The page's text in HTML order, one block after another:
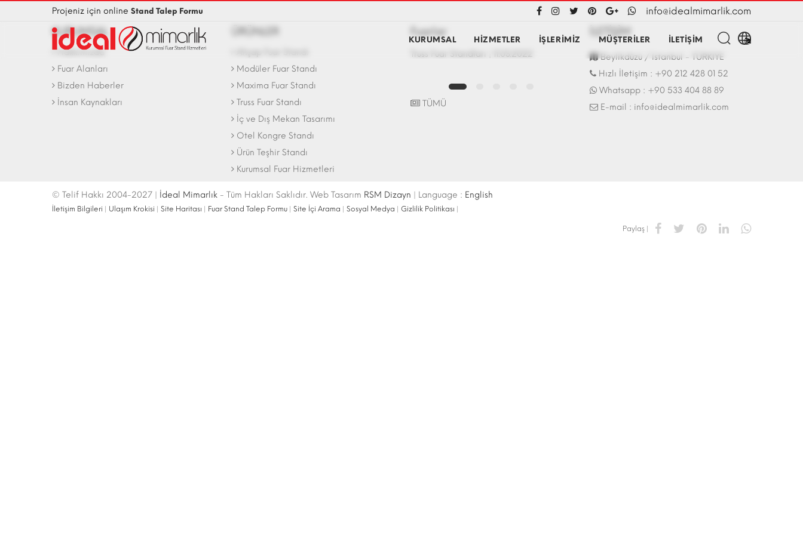
Projeniz için online Stand Talep Formu info@idealmimarlik.com
KURUMSAL HİZMETLER İŞLERİMİZ MÜŞTERİLER İLETİŞİM
KURUMSAL
Hakkımızda
Fuar Alanları
Bizden Haberler
İnsan Kaynakları
Modüler Fuar Standı
Maxima Fuar Standı
Truss Fuar Standı
İç ve Dış Mekan Tasarımı
Otel Kongre Standı
Ürün Teşhir Standı
Kurumsal Fuar Hizmetleri
Fuarlar
Truss Fuar Standları | 11.03.2022 Fuar Stand | 07.10.2017
TÜMÜ
İLETİŞİM
Beylikdüzü / İstanbul - TÜRKİYE
Hızlı İletişim : +90 212 428 01 52
Whatsapp : +90 533 404 88 89
E-mail : info@idealmimarlik.com
© Telif Hakkı 2004-2027 | İdeal Mimarlık - Tüm Hakları Saklıdır. Web Tasarım RSM Dizayn | Language : English
İletişim Bilgileri Ulaşım Krokisi Site Haritası Fuar Stand Talep Formu Site İçi Arama Sosyal Medya Gizlilik Politikası
Paylaş |